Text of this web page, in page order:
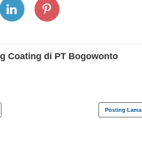
Coating di PT Bogowonto
Posting Lama